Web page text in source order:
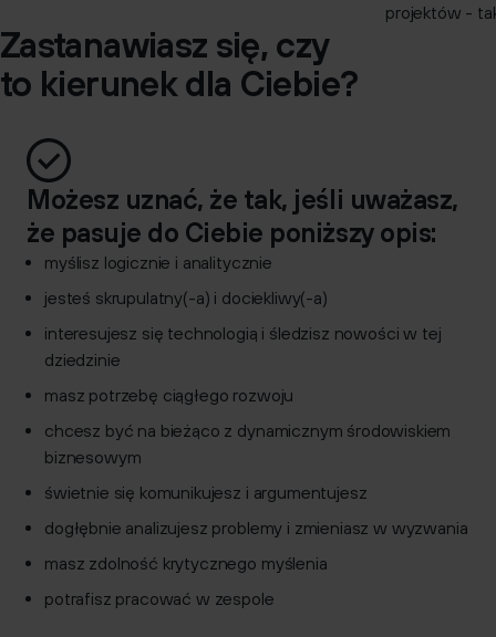
projektów -
Zastanawiasz się, czy
to kierunek dla Ciebie?
Możesz uznać, że tak, jeśli uważasz,
że pasuje do Ciebie poniższy opis:
myślisz logicznie i analitycznie
jesteś skrupulatny(-a) i dociekliwy(-a)
interesujesz się technologią i śledzisz nowości w tej
dziedzinie
masz potrzebę ciągłego rozwoju
chcesz być na bieżąco z dynamicznym środowiskiem
biznesowym
świetnie się komunikujesz i argumentujesz
dogłębnie analizujesz problemy i zmieniasz w wyzwania
masz zdolność krytycznego myślenia
potrafisz pracować w zespole